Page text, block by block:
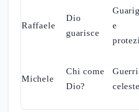
Raffaele
Dio
guarisce
e
Michele
Chi come
Dio?
celeste